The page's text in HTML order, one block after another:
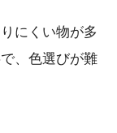
にくい物が多
、色選びが難